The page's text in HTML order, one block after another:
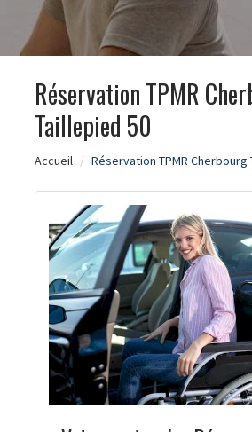
Réservation TPMR
Taillepied 50
Accueil Réservation TPMR Cherbourg